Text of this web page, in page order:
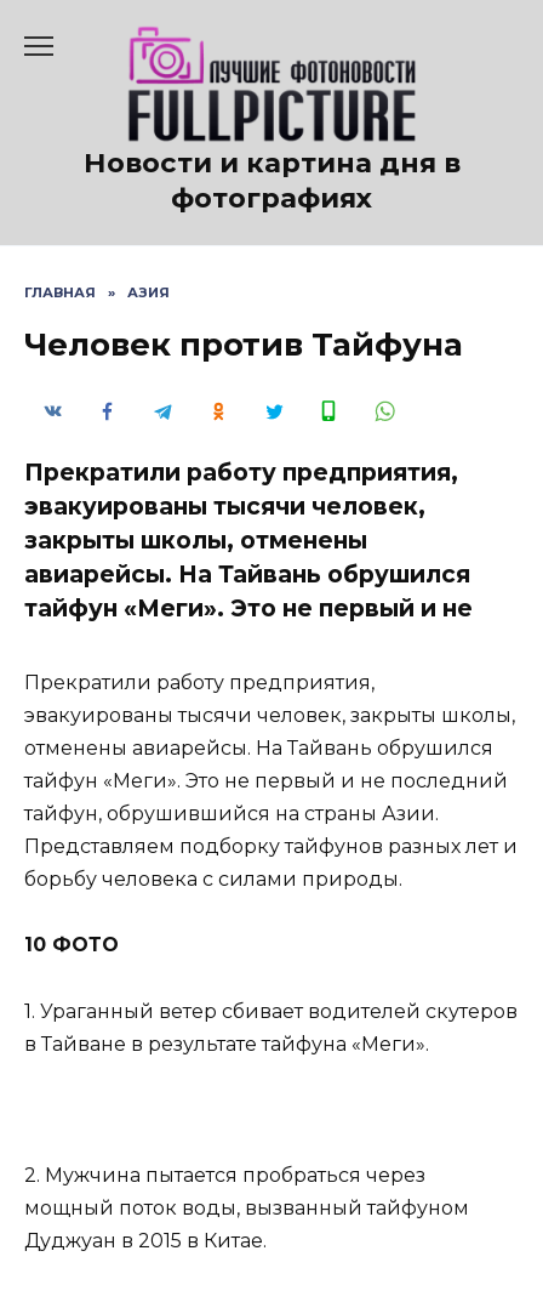
содержанию
Новости и картина дня в
фотографиях
ГЛАВНАЯ » АЗИЯ
Человек против Тайфуна
Прекратили работу предприятия,
эвакуированы тысячи человек,
закрыты школы, отменены
авиарейсы. На Тайвань обрушился
тайфун «Меги». Это не первый и не
Прекратили работу предприятия,
эвакуированы тысячи человек, закрыты школы,
отменены авиарейсы. На Тайвань обрушился
тайфун «Меги». Это не первый и не последний
тайфун, обрушившийся на страны Азии.
Представляем подборку тайфунов разных лет и
борьбу человека с силами природы.
10 ФОТО
1. Ураганный ветер сбивает водителей скутеров
в Тайване в результате тайфуна «Меги».
2. Мужчина пытается пробраться через
мощный поток воды, вызванный тайфуном
Дуджуан в 2015 в Китае.